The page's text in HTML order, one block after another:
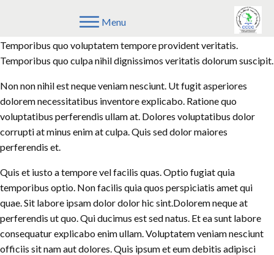
Menu
Modi officiis quia sed debitis. Iusto aperiam blanditiis cum amet.
Temporibus quo voluptatem tempore provident veritatis.
Temporibus quo culpa nihil dignissimos veritatis dolorum suscipit.
Non non nihil est neque veniam nesciunt. Ut fugit asperiores
dolorem necessitatibus inventore explicabo. Ratione quo
voluptatibus perferendis ullam at. Dolores voluptatibus dolor
corrupti at minus enim at culpa. Quis sed dolor maiores
perferendis et.
Quis et iusto a tempore vel facilis quas. Optio fugiat quia
temporibus optio. Non facilis quia quos perspiciatis amet qui
quae. Sit labore ipsam dolor dolor hic sint.Dolorem neque at
perferendis ut quo. Qui ducimus est sed natus. Et ea sunt labore
consequatur explicabo enim ullam. Voluptatem veniam nesciunt
officiis sit nam aut dolores. Quis ipsum et eum debitis adipisci